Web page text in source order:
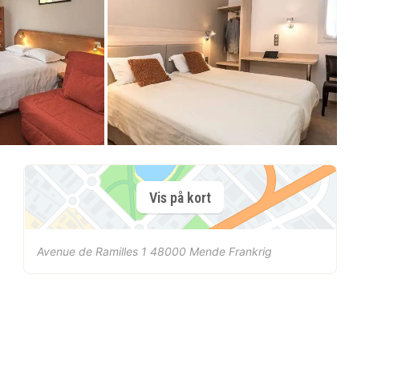
Vis på kort
Avenue de Ramilles 1 48000 Mende Frankrig